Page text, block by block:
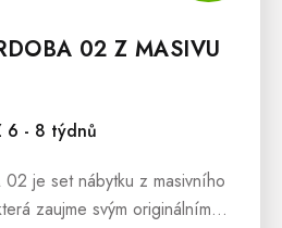
02 Z MASIVU
6 - 8 týdnů
je set nábytku z masivního
zaujme svým originálním